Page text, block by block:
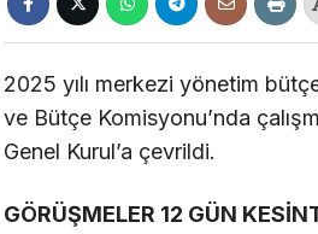
2025 yılı merkezi yönetim
ve Bütçe Komisyonu’nda
Genel Kurul’a çevrildi.
GÖRÜŞMELER 12 GÜN